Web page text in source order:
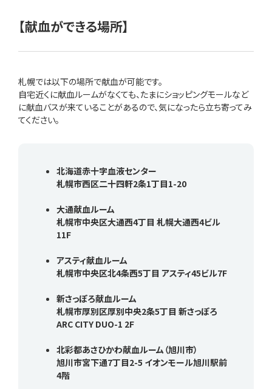
【献血ができる場所】
札幌では以下の場所で献血が可能です。
自宅近くに献血ルームがなくても、たまにショッピングモールなど
に献血バスが来ていることがあるので、気になったら立ち寄ってみ
てください。
北海道赤十字血液センター
札幌市西区二十四軒2条1丁目1-20
大通献血ルーム
札幌市中央区大通西4丁目 札幌大通西4ビル
11F
アスティ献血ルーム
札幌市中央区北4条西5丁目 アスティ45ビル7F
新さっぽろ献血ルーム
札幌市厚別区厚別中央2条5丁目 新さっぽろ
ARC CITY DUO-1 2F
北彩都あさひかわ献血ルーム（旭川市）
旭川市宮下通7丁目2-5 イオンモール旭川駅前
4階